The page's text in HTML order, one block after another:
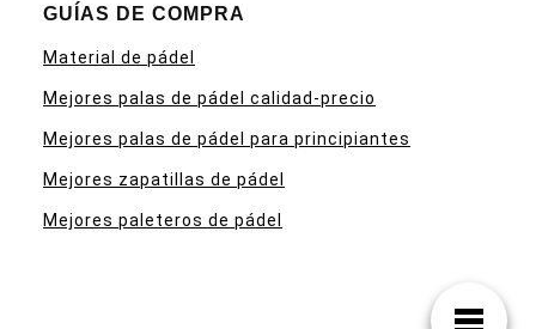
GUÍAS DE COMPRA
Material de pádel
Mejores palas de pádel calidad-precio
Mejores palas de pádel para principiantes
Mejores zapatillas de pádel
Mejores paleteros de pádel